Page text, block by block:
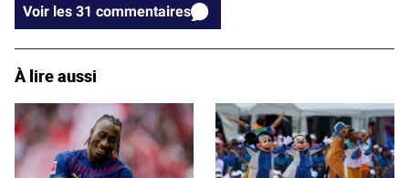
Voir les 31 commentaires
À lire aussi